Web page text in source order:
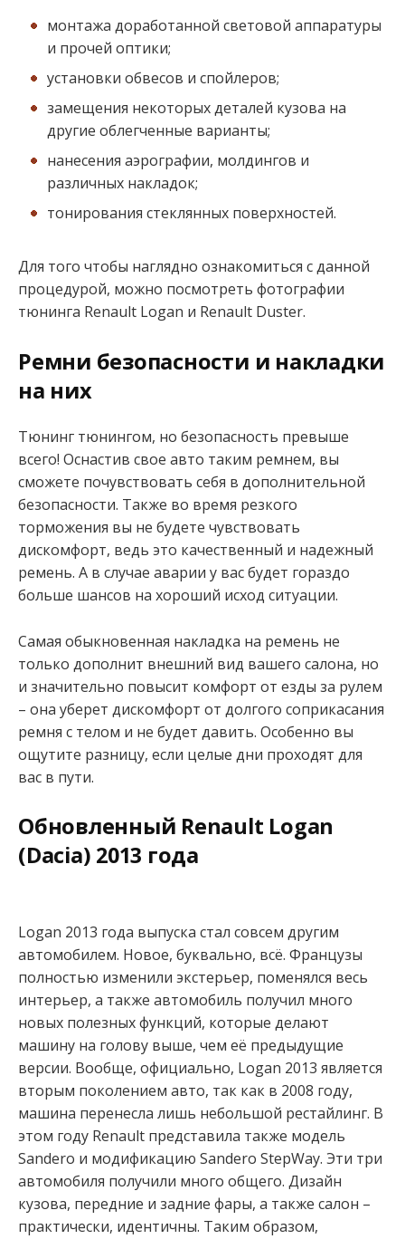
монтажа доработанной световой аппаратуры
и прочей оптики;
установки обвесов и спойлеров;
замещения некоторых деталей кузова на
другие облегченные варианты;
нанесения аэрографии, молдингов и
различных накладок;
тонирования стеклянных поверхностей.
Для того чтобы наглядно ознакомиться с данной
процедурой, можно посмотреть фотографии
тюнинга Renault Logan и Renault Duster.
Ремни безопасности и накладки
на них
Тюнинг тюнингом, но безопасность превыше
всего! Оснастив свое авто таким ремнем, вы
сможете почувствовать себя в дополнительной
безопасности. Также во время резкого
торможения вы не будете чувствовать
дискомфорт, ведь это качественный и надежный
ремень. А в случае аварии у вас будет гораздо
больше шансов на хороший исход ситуации.
Самая обыкновенная накладка на ремень не
только дополнит внешний вид вашего салона, но
и значительно повысит комфорт от езды за рулем
– она уберет дискомфорт от долгого соприкасания
ремня с телом и не будет давить. Особенно вы
ощутите разницу, если целые дни проходят для
вас в пути.
Обновленный Renault Logan
(Dacia) 2013 года
Logan 2013 года выпуска стал совсем другим
автомобилем. Новое, буквально, всё. Французы
полностью изменили экстерьер, поменялся весь
интерьер, а также автомобиль получил много
новых полезных функций, которые делают
машину на голову выше, чем её предыдущие
версии. Вообще, официально, Logan 2013 является
вторым поколением авто, так как в 2008 году,
машина перенесла лишь небольшой рестайлинг. В
этом году Renault представила также модель
Sandero и модификацию Sandero StepWay. Эти три
автомобиля получили много общего. Дизайн
кузова, передние и задние фары, а также салон –
практически, идентичны. Таким образом,